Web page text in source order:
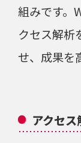
組みです。
クセス解析
せ、成果を
アクセス